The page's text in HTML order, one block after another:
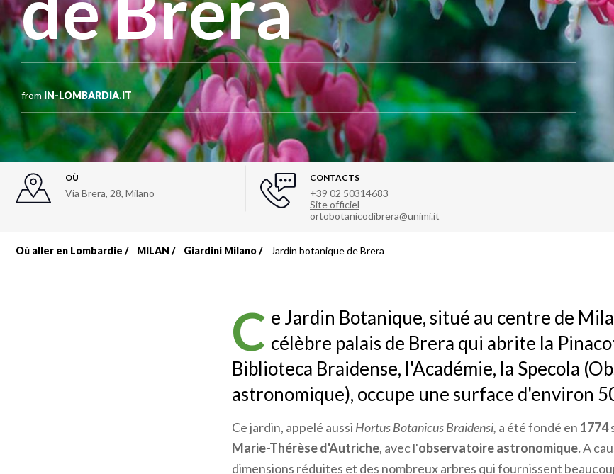
fromIN-LOMBARDIA.IT
OÙ
Via Brera, 28, Milano
CONTACTS
+39 02 50314683
Site officiel
ortobotanicodibrera@unimi.it
Où aller en Lombardie MILAN Giardini Milano Jardin botanique de Brera
C e Jardin Botanique, situé au centre de
célèbre palais de Brera qui abrite la
Biblioteca Braidense, l'Académie, la Specola
astronomique), occupe une surface d'environ
Ce jardin, appelé aussi Hortus Botanicus Braidensi, a été fondé en 1774
Marie-Thérèse d'Autriche, avec l'observatoire astronomique.A
dimensions réduites et des nombreux arbres qui fournissent